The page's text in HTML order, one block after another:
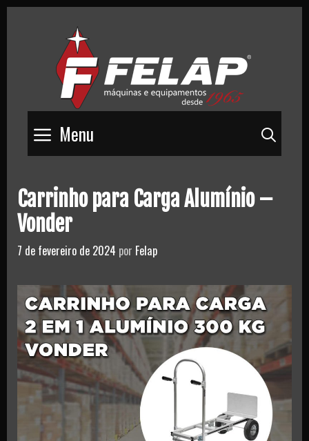
Menu
Carrinho para Carga Alumínio –
Vonder
7 de fevereiro de 2024 por Felap